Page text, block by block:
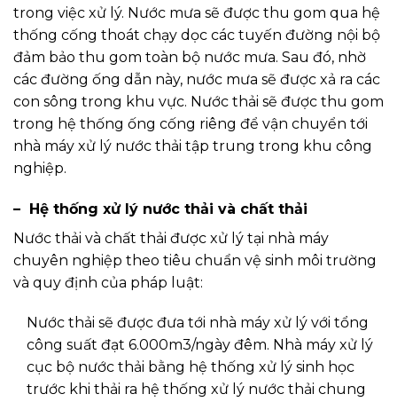
trong việc xử lý. Nước mưa sẽ được thu gom qua hệ
thống cống thoát chạy dọc các tuyến đường nội bộ
đảm bảo thu gom toàn bộ nước mưa. Sau đó, nhờ
các đường ống dẫn này, nước mưa sẽ được xả ra các
con sông trong khu vực. Nước thải sẽ được thu gom
trong hệ thống ống cống riêng để vận chuyển tới
nhà máy xử lý nước thải tập trung trong khu công
nghiệp.
– Hệ thống xử lý nước thải và chất thải
Nước thải và chất thải được xử lý tại nhà máy
chuyên nghiệp theo tiêu chuẩn vệ sinh môi trường
và quy định của pháp luật:
Nước thải sẽ được đưa tới nhà máy xử lý với tổng
công suất đạt 6.000m3/ngày đêm. Nhà máy xử lý
cục bộ nước thải bằng hệ thống xử lý sinh học
trước khi thải ra hệ thống xử lý nước thải chung